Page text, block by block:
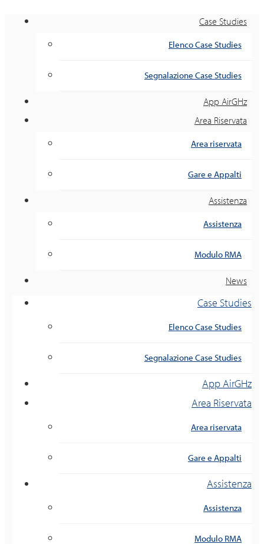
Case Studies
Elenco Case Studies
Segnalazione Case Studies
App AirGHz
Area Riservata
Area riservata
Gare e Appalti
Assistenza
Assistenza
Modulo RMA
News
Case Studies
Elenco Case Studies
Segnalazione Case Studies
App AirGHz
Area Riservata
Area riservata
Gare e Appalti
Assistenza
Assistenza
Modulo RMA